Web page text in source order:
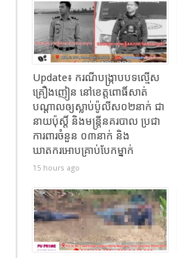
Update៖ ករណីបង្ក្រាបបទល្មើស
គ្រឿងញៀន នៅខេត្តពោធិ៍សាត់
បណ្តាលឲ្យស្លាប់ប៉ូលីស០២នាក់ ជា
នាយប៉ុស្តិ៍ និងមន្រ្តីនគរបាល ប្រជា
ការពារចំនួន ០៣នាក់ និង
ឃាតករអោបគ្រាប់បែកម្នាក់
15 hours ago